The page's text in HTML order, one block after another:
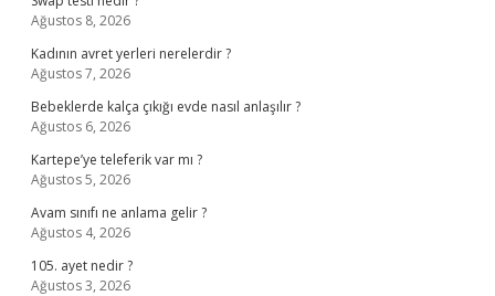
Ağustos 8, 2026
Kadının avret yerleri nerelerdir ?
Ağustos 7, 2026
Bebeklerde kalça çıkığı evde nasıl anlaşılır ?
Ağustos 6, 2026
Kartepe’ye teleferik var mı ?
Ağustos 5, 2026
Avam sınıfı ne anlama gelir ?
Ağustos 4, 2026
105. ayet nedir ?
Ağustos 3, 2026